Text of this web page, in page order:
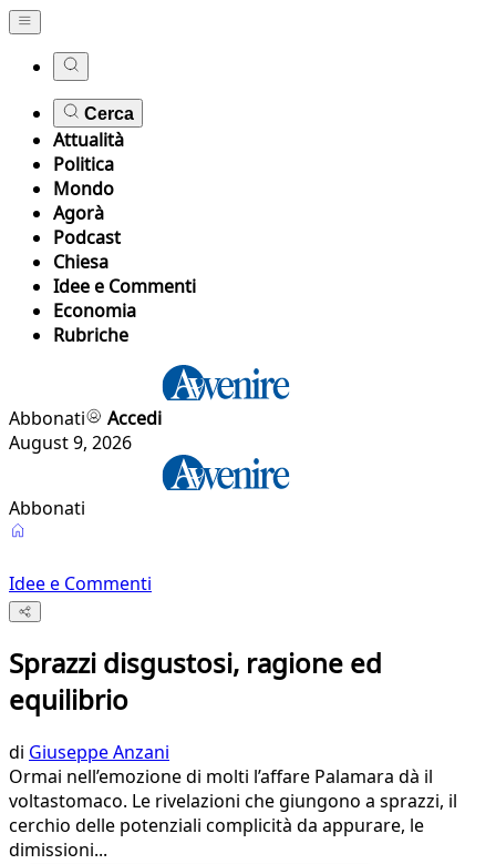
Cerca
Attualità
Politica
Mondo
Agorà
Podcast
Chiesa
Idee e Commenti
Economia
Rubriche
Abbonati
Accedi
August 9, 2026
Abbonati
Idee e Commenti
Sprazzi disgustosi, ragione ed
equilibrio
di Giuseppe Anzani
Ormai nell’emozione di molti l’affare Palamara dà il
voltastomaco. Le rivelazioni che giungono a sprazzi, il
cerchio delle potenziali complicità da appurare, le
dimissioni...